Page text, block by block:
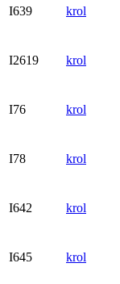
I639 krol
I2619 krol
I76 krol
I78 krol
I642 krol
I645 krol